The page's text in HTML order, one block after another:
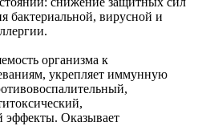
бактериальной, вирусной и
организма к
укрепляет иммунную
эффекты. Оказывает